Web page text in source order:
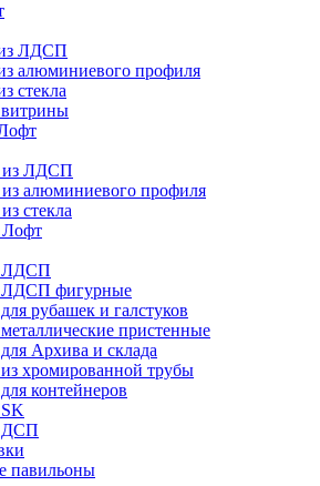
ЛДСП
алюминиевого профиля
стекла
из ЛДСП
алюминиевого профиля
стекла
ЛДСП
ЛДСП фигурные
рубашек и галстуков
пристенные
Архива и склада
хромированной трубы
контейнеров
ДСП
павильоны